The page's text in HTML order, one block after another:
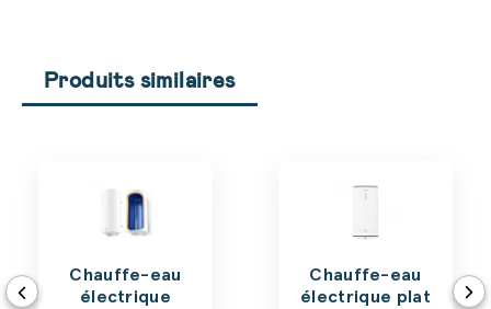
Produits similaires
Chauffe-eau
électrique
Chauffe-eau
électrique plat